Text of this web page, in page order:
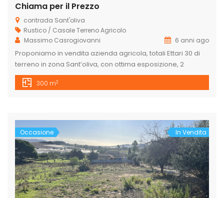
Chiama per il Prezzo
contrada Sant'oliva
Rustico / CasaleTerreno Agricolo
Massimo Casrogiovanni
6 anni ago
Proponiamo in vendita azienda agricola, totali Ettari 30 di
terreno in zona Sant’oliva, con ottima esposizione, 2
caseggiati, alberi d’ ulivo, 9 ettari di vigneto di cui 3 ettari di
Tabernet Savignon e 6 ettari di nero D’Avola. , 6 ettari di
300 m2
Occasione In Vendita